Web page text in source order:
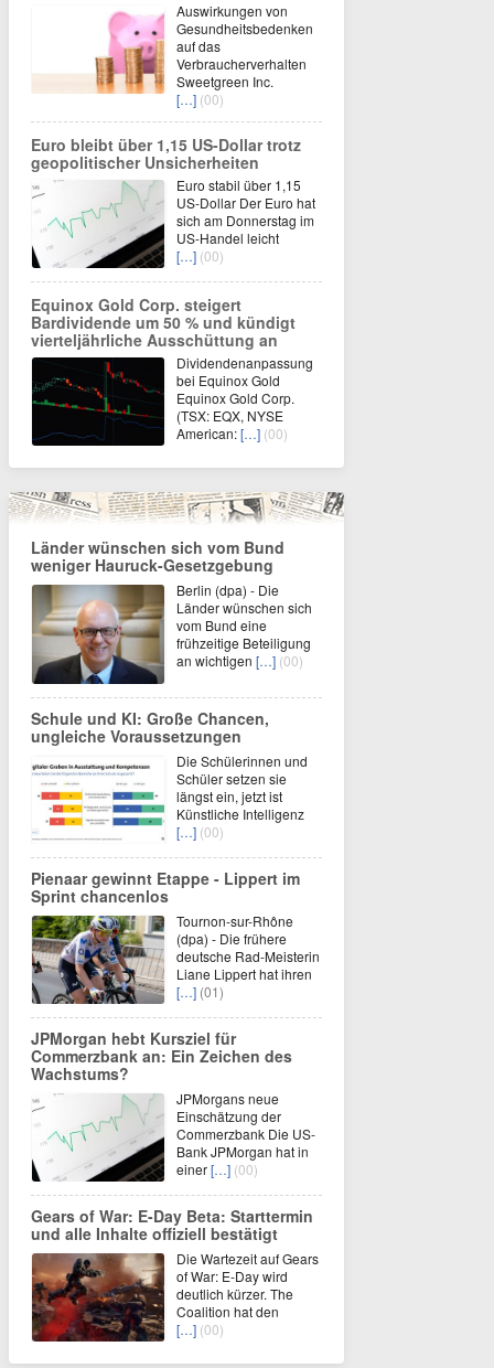
Auswirkungen von
Gesundheitsbedenken
auf das
Verbraucherverhalten
Sweetgreen Inc.
[…] (00)
Euro bleibt über 1,15 US-Dollar trotz
geopolitischer Unsicherheiten
Euro stabil über 1,15
US-Dollar Der Euro hat
sich am Donnerstag im
US-Handel leicht
[…] (00)
Equinox Gold Corp. steigert
Bardividende um 50 % und kündigt
vierteljährliche Ausschüttung an
Dividendenanpassung
bei Equinox Gold
Equinox Gold Corp.
(TSX: EQX, NYSE
American:[…] (00)
Länder wünschen sich vom Bund
weniger Hauruck-Gesetzgebung
Berlin (dpa) - Die
Länder wünschen sich
vom Bund eine
frühzeitige Beteiligung
an wichtigen […] (00)
Schule und KI: Große Chancen,
ungleiche Voraussetzungen
Die Schülerinnen und
Schüler setzen sie
längst ein, jetzt ist
Künstliche Intelligenz
[…] (00)
Pienaar gewinnt Etappe - Lippert im
Sprint chancenlos
Tournon-sur-Rhône
(dpa) - Die frühere
deutsche Rad-Meisterin
Liane Lippert hat ihren
[…] (01)
JPMorgan hebt Kursziel für
Commerzbank an: Ein Zeichen des
Wachstums?
JPMorgans neue
Einschätzung der
Commerzbank Die US-
Bank JPMorgan hat in
einer[…] (00)
Gears of War: E-Day Beta: Starttermin
und alle Inhalte offiziell bestätigt
Die Wartezeit auf Gears
of War: E-Day wird
deutlich kürzer. The
Coalition hat den
[…] (00)